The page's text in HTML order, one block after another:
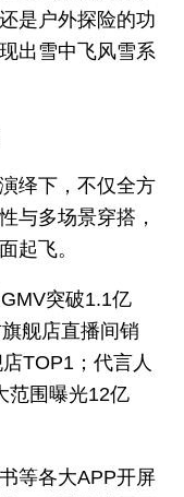
是户外探险的功
出雪中飞风雪系
绎下，不仅全方
与多场景穿搭，
起飞。
突破1.1亿
舰店直播间销
TOP1；代言人
范围曝光12亿
等各大APP开屏